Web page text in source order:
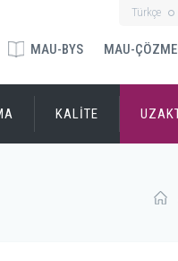
Türkçe
MAU-BYS MAU-
KALİTE